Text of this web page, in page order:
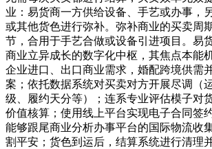
业：易货商一方供给设备、手艺或办事，
或其他货色进行弥补。弥补商业的买卖周
节，合用于手艺合做或设备引进项目。易
商业立异成长的数字化中枢，其焦点本能
企业进口、出口商业需求，婚配跨境供需
案；依托数据系统对买卖对方开展尽调（
级、履约天分等）；连系专业评估模子对
价值核算；使用线上平台实现电子合同签
能够跟尾商业分析办事平台的国际物流收
割平安；货色到运后，结算系统进行清理